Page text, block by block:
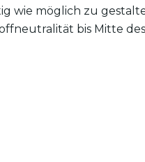
wie möglich zu
bis Mitte